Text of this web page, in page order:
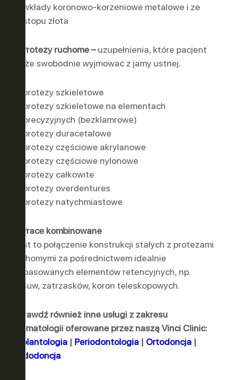
wkłady koronowo-korzeniowe metalowe i ze
stopu złota
2. Protezy ruchome –uzupełnienia, które pacjent
może swobodnie wyjmować z jamy ustnej.
protezy szkieletowe
protezy szkieletowe na elementach
precyzyjnych (bezklamrowe)
protezy duracetalowe
protezy częściowe akrylanowe
protezy częściowe nylonowe
protezy całkowite
protezy overdentures
protezy natychmiastowe
3. Prace kombinowane
Jest to połączenie konstrukcji stałych z protezami
ruchomymi za pośrednictwem idealnie
dopasowanych elementów retencyjnych, np.
zasuw, zatrzasków, koron teleskopowych.
Sprawdź również inne usługi z zakresu
stomatologii oferowane przez naszą Vinci Clinic:
Implantologia | Periodontologia | Ortodoncja |
Endodoncja